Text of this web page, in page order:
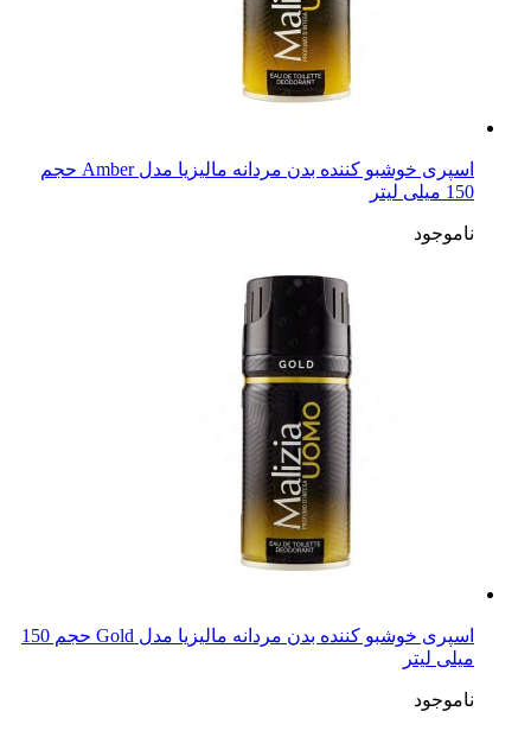
اسپری خوشبو کننده بدن مردانه مالیزیا مدل Amber حجم
150 میلی لیتر
ناموجود
اسپری خوشبو کننده بدن مردانه مالیزیا مدل Gold حجم 150
میلی لیتر
ناموجود